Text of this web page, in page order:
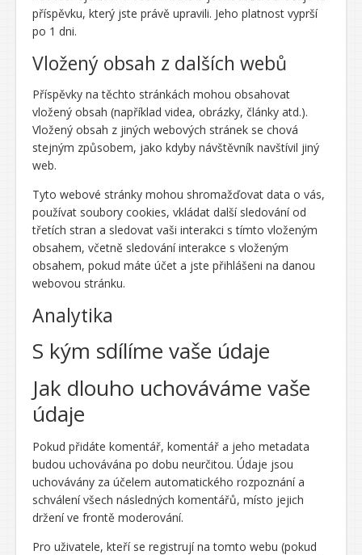
příspěvku, který jste právě upravili. Jeho platnost vyprší
po 1 dni.
Vložený obsah z dalších webů
Příspěvky na těchto stránkách mohou obsahovat
vložený obsah (například videa, obrázky, články atd.).
Vložený obsah z jiných webových stránek se chová
stejným způsobem, jako kdyby návštěvník navštívil jiný
web.
Tyto webové stránky mohou shromažďovat data o vás,
používat soubory cookies, vkládat další sledování od
třetích stran a sledovat vaši interakci s tímto vloženým
obsahem, včetně sledování interakce s vloženým
obsahem, pokud máte účet a jste přihlášeni na danou
webovou stránku.
Analytika
S kým sdílíme vaše údaje
Jak dlouho uchováváme vaše
údaje
Pokud přidáte komentář, komentář a jeho metadata
budou uchovávána po dobu neurčitou. Údaje jsou
uchovávány za účelem automatického rozpoznání a
schválení všech následných komentářů, místo jejich
držení ve frontě moderování.
Pro uživatele, kteří se registrují na tomto webu (pokud